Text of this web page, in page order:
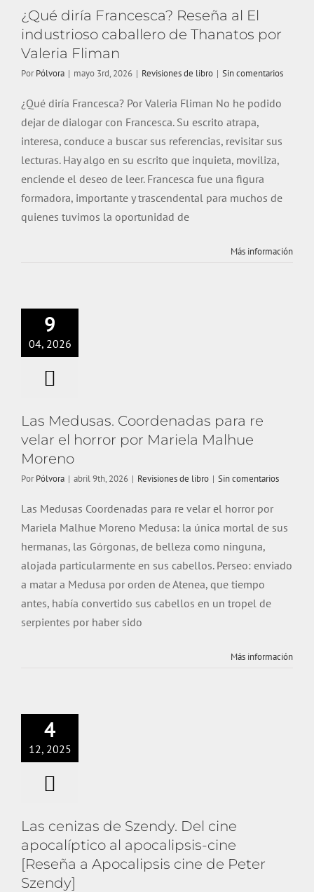
¿Qué diría Francesca? Reseña al El
industrioso caballero de Thanatos por
Valeria Fliman
PorPólvora | mayo 3rd, 2026 | Revisiones de libro | Sin comentarios
¿Qué diría Francesca? Por Valeria Fliman No he podido
dejar de dialogar con Francesca. Su escrito atrapa,
interesa, conduce a buscar sus referencias, revisitar sus
lecturas. Hay algo en su escrito que inquieta, moviliza,
enciende el deseo de leer. Francesca fue una figura
formadora, importante y trascendental para muchos de
quienes tuvimos la oportunidad de
Más información
9
04, 2026
Las Medusas. Coordenadas para re
velar el horror por Mariela Malhue
Moreno
PorPólvora | abril 9th, 2026 | Revisiones de libro | Sin comentarios
Las Medusas Coordenadas para re velar el horror por
Mariela Malhue Moreno Medusa: la única mortal de sus
hermanas, las Górgonas, de belleza como ninguna,
alojada particularmente en sus cabellos. Perseo: enviado
a matar a Medusa por orden de Atenea, que tiempo
antes, había convertido sus cabellos en un tropel de
serpientes por haber sido
Más información
4
12, 2025
Las cenizas de Szendy. Del cine
apocalíptico al apocalipsis-cine
[Reseña a Apocalipsis cine de Peter
Szendy]